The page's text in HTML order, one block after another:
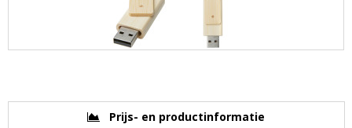
Prijs- en productinformatie